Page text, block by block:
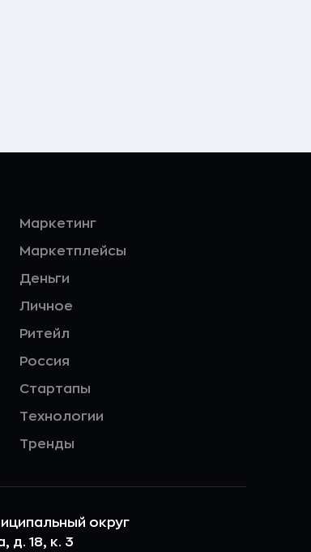
Маркетинг
Маркетплейсы
Деньги
Личное
Ритейл
Россия
Стартапы
Технологии
Тренды
округ
д. 18, к. 3